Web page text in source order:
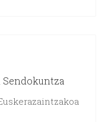
Sendokuntza